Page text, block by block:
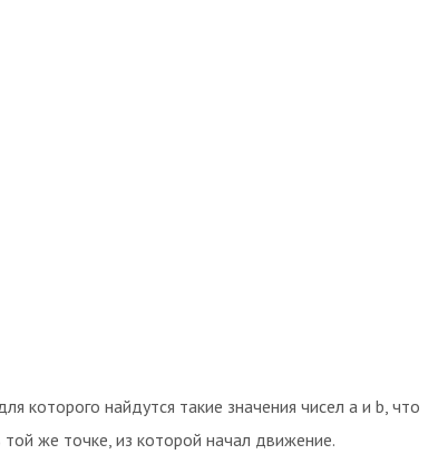
которого найдутся такие значения чисел a и b, что
же точке, из которой начал движение.